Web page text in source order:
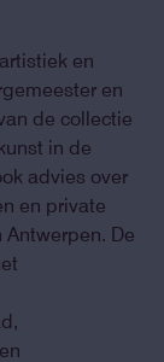
en
en
de collectie
in de
advies over
en private
De